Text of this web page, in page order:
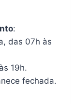
:
das 07h às
19h.
fechada.